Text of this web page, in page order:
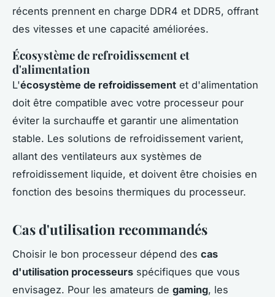
récents prennent en charge DDR4 et DDR5, offrant
des vitesses et une capacité améliorées.
Écosystème de refroidissement et
d'alimentation
L'écosystème de refroidissement et d'alimentation
doit être compatible avec votre processeur pour
éviter la surchauffe et garantir une alimentation
stable. Les solutions de refroidissement varient,
allant des ventilateurs aux systèmes de
refroidissement liquide, et doivent être choisies en
fonction des besoins thermiques du processeur.
Cas d'utilisation recommandés
Choisir le bon processeur dépend des cas
d'utilisation processeurs spécifiques que vous
envisagez. Pour les amateurs de gaming, les